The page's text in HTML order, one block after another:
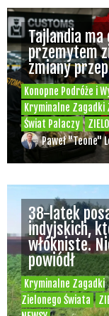
Świat Medycznej
Świat Palaczy
Indica,
jak działają
lek. Ewa
Konopne Podróże i
Kryminalne
Świat Palaczy
przemytem
zmiany
Paweł "Teone"